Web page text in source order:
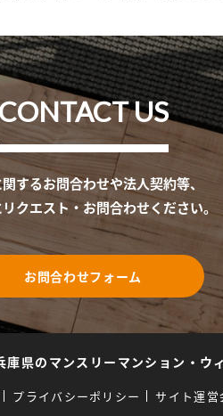
US
するお問合わせや法人契約等、
クエスト・お問合わせください。
お問合わせフォーム
庫県のマンスリーマンション・ウ
プライバシーポリシー サイト運営